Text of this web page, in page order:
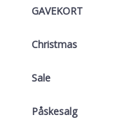
GAVEKORT
Christmas
Sale
Påskesalg